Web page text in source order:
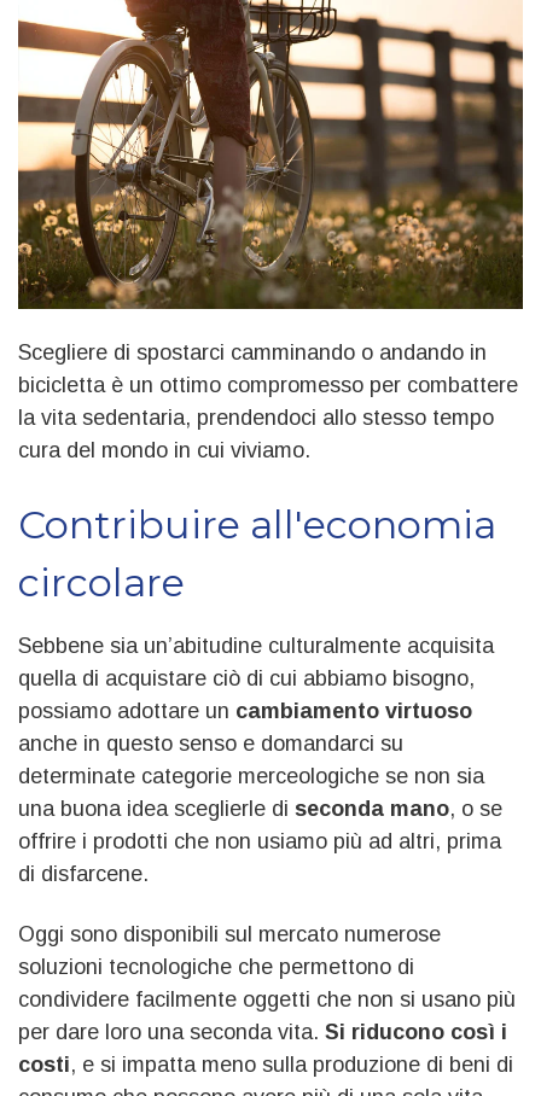
Scegliere di spostarci camminando o andando in
bicicletta è un ottimo compromesso per combattere
la vita sedentaria, prendendoci allo stesso tempo
cura del mondo in cui viviamo.
Contribuire all'economia
circolare
Sebbene sia un’abitudine culturalmente acquisita
quella di acquistare ciò di cui abbiamo bisogno,
possiamo adottare un cambiamento virtuoso
anche in questo senso e domandarci su
determinate categorie merceologiche se non sia
una buona idea sceglierle di seconda mano, o se
offrire i prodotti che non usiamo più ad altri, prima
di disfarcene.
Oggi sono disponibili sul mercato numerose
soluzioni tecnologiche che permettono di
condividere facilmente oggetti che non si usano più
per dare loro una seconda vita. Si riducono così i
costi, e si impatta meno sulla produzione di beni di